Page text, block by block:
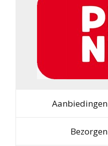
Aanbiedingen
Bezorgen